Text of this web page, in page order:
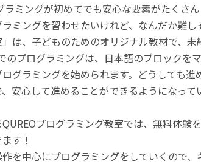
ミングが初めてでも安心な要素がたくさん
ラミングを習わせたいけれど、なんだか難
は、子どものためのオリジナル教材で、
のプログラミングは、日本語のブロックを
グラミングを始められます。どうしても
安心して進めることができるようになって
プログラミング教室では、無料体
す！
を中心にプログラミングをしていくので